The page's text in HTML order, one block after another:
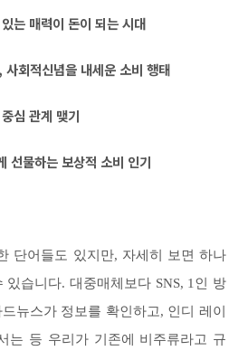
는 매력이 돈이 되는 시대
, 사회적신념을 내세운 소비 행태
심 관계 맺기
선물하는 보상적 소비 인기
단어들도 있지만, 자세히 보면 하나
있습니다.대중매체보다 SNS, 1인 방
드뉴스가 정보를 확인하고, 인디 레이
는 등 우리가 기존에 비주류라고 규